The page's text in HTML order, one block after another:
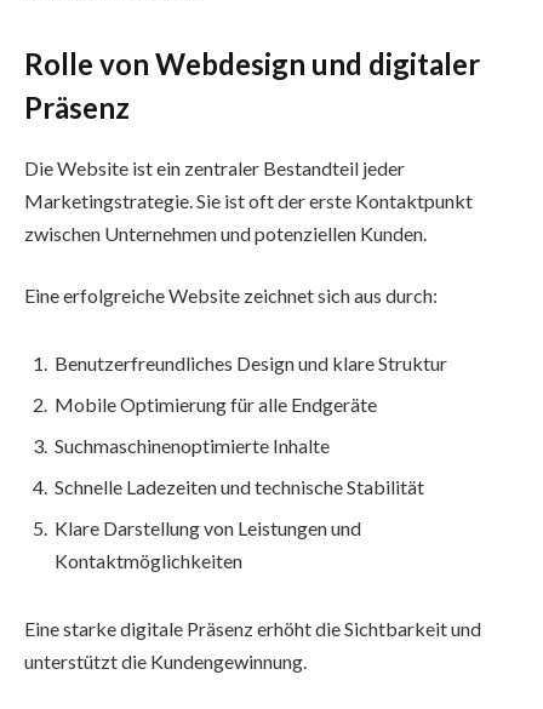
Rolle von Webdesign und digitaler
Präsenz
Die Website ist ein zentraler Bestandteil jeder
Marketingstrategie. Sie ist oft der erste Kontaktpunkt
zwischen Unternehmen und potenziellen Kunden.
Eine erfolgreiche Website zeichnet sich aus durch:
Benutzerfreundliches Design und klare Struktur
Mobile Optimierung für alle Endgeräte
Suchmaschinenoptimierte Inhalte
Schnelle Ladezeiten und technische Stabilität
Klare Darstellung von Leistungen und
Kontaktmöglichkeiten
Eine starke digitale Präsenz erhöht die Sichtbarkeit und
unterstützt die Kundengewinnung.